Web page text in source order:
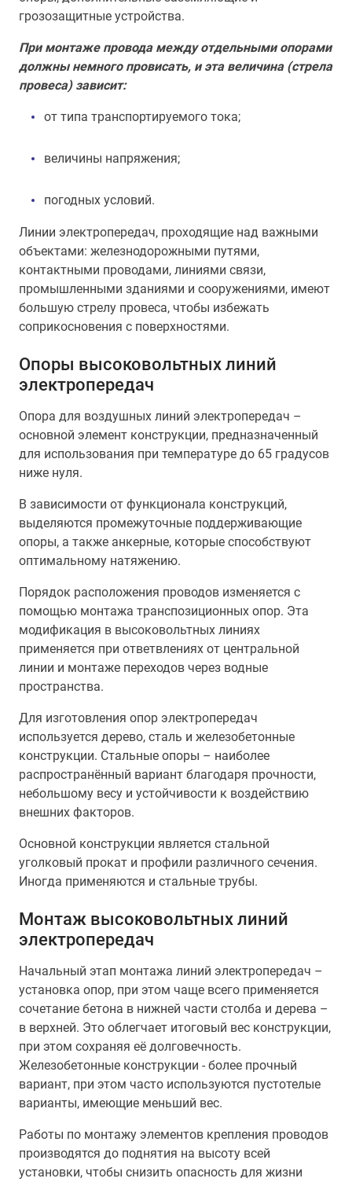
грозозащитные устройства.
При монтаже провода между отдельными опорами
должны немного провисать, и эта величина (стрела
провеса) зависит:
от типа транспортируемого тока;
величины напряжения;
погодных условий.
Линии электропередач, проходящие над важными
объектами: железнодорожными путями,
контактными проводами, линиями связи,
промышленными зданиями и сооружениями, имеют
большую стрелу провеса, чтобы избежать
соприкосновения с поверхностями.
Опоры высоковольтных линий
электропередач
Опора для воздушных линий электропередач –
основной элемент конструкции, предназначенный
для использования при температуре до 65 градусов
ниже нуля.
В зависимости от функционала конструкций,
выделяются промежуточные поддерживающие
опоры, а также анкерные, которые способствуют
оптимальному натяжению.
Порядок расположения проводов изменяется с
помощью монтажа транспозиционных опор. Эта
модификация в высоковольтных линиях
применяется при ответвлениях от центральной
линии и монтаже переходов через водные
пространства.
Для изготовления опор электропередач
используется дерево, сталь и железобетонные
конструкции. Стальные опоры – наиболее
распространённый вариант благодаря прочности,
небольшому весу и устойчивости к воздействию
внешних факторов.
Основной конструкции является стальной
уголковый прокат и профили различного сечения.
Иногда применяются и стальные трубы.
Монтаж высоковольтных линий
электропередач
Начальный этап монтажа линий электропередач –
установка опор, при этом чаще всего применяется
сочетание бетона в нижней части столба и дерева –
в верхней. Это облегчает итоговый вес конструкции,
при этом сохраняя её долговечность.
Железобетонные конструкции - более прочный
вариант, при этом часто используются пустотелые
варианты, имеющие меньший вес.
Работы по монтажу элементов крепления проводов
производятся до поднятия на высоту всей
установки, чтобы снизить опасность для жизни